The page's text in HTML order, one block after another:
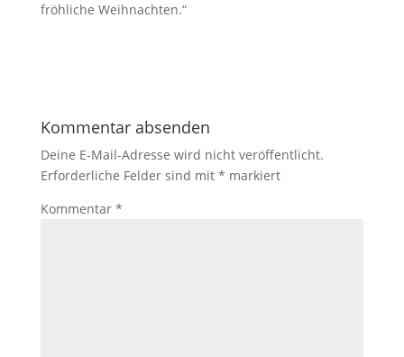
fröhliche Weihnachten.“
Kommentar absenden
Deine E-Mail-Adresse wird nicht veröffentlicht.
Erforderliche Felder sind mit * markiert
Kommentar *